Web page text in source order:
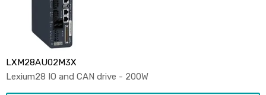
LXM28AU02M3X
Lexium28 IO and CAN drive - 200W